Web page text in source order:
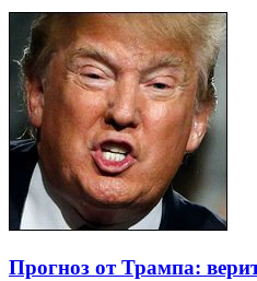
Прогноз от Трампа: